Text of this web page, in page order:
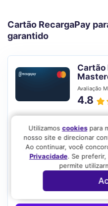
Cartão RecargaPay
garantido
Cartão
Avaliação
4.8
Utilizamos cookiespara
nosso site e direcionar
Ao continuar, você
Privacidade. Se
permite